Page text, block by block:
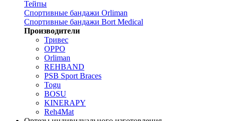
Тейпы
Спортивные бандажи Orliman
Спортивные бандажи Bort Medical
Производители
Тривес
OPPO
Orliman
REHBAND
PSB Sport Braces
Togu
BOSU
KINERAPY
Reh4Mat